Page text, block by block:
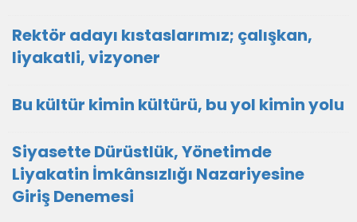
Rektör adayı kıstaslarımız; çalışkan,
liyakatli, vizyoner
Bu kültür kimin kültürü, bu yol kimin yolu
Siyasette Dürüstlük, Yönetimde
Liyakatin İmkânsızlığı Nazariyesine
Giriş Denemesi